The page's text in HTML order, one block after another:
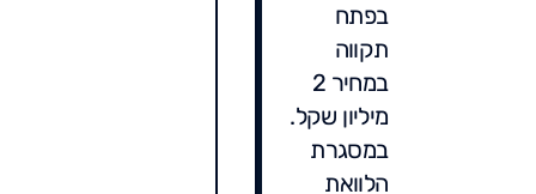
בפתח
תקווה
במחיר 2
מיליון שקל.
במסגרת
הלוואת